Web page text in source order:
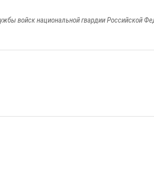
войск национальной гвардии Российской